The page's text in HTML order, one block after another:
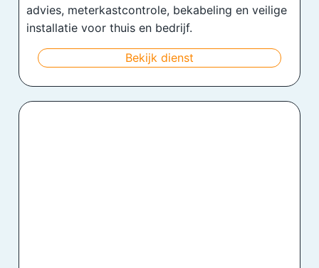
advies, meterkastcontrole, bekabeling en veilige
installatie voor thuis en bedrijf.
Bekijk dienst